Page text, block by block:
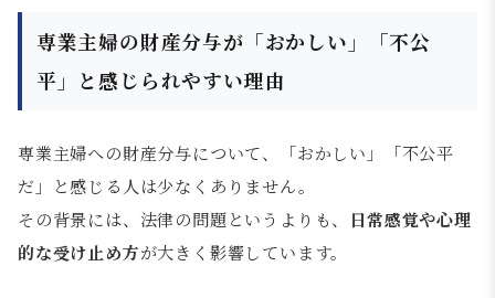
専業主婦の財産分与が「おかしい」「不公
平」と感じられやすい理由
専業主婦への財産分与について、「おかしい」「不公平
だ」と感じる人は少なくありません。
その背景には、法律の問題というよりも、
日常感覚や心理
的な受け止め方が大きく影響しています。